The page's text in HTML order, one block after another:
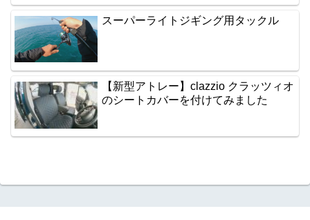
スーパーライトジギング用タックル
【新型アトレー】clazzio クラッツィオ
のシートカバーを付けてみました